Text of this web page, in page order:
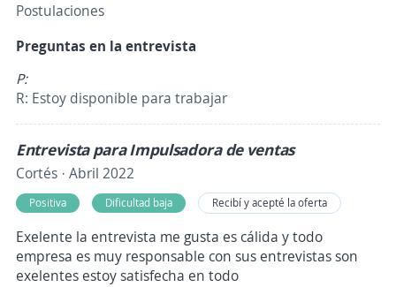
Postulaciones
Preguntas en la entrevista
P:
R: Estoy disponible para trabajar
Entrevista para Impulsadora de ventas
Cortés · Abril 2022
Positiva Dificultad baja Recibí y acepté la oferta
Exelente la entrevista me gusta es cálida y todo
empresa es muy responsable con sus entrevistas son
exelentes estoy satisfecha en todo